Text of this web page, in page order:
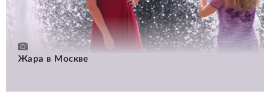
Жара в Москве